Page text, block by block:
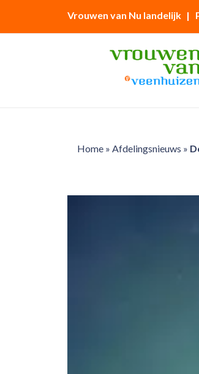
Vrouwen van Nu landelijk |
Home» Afdelingsnieuws »